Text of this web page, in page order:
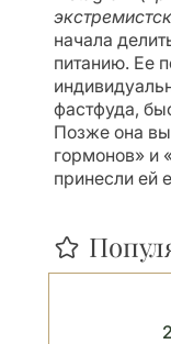
начала
питанию. Ее
фастфуда,
Позже она
гормонов» и
принесли ей